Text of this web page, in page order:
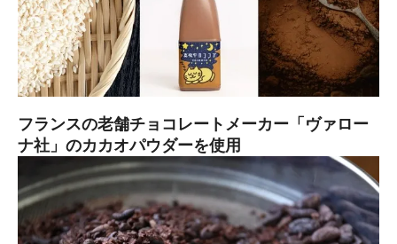
フランスの老舗チョコレートメーカー「ヴァロー
ナ社」のカカオパウダーを使用